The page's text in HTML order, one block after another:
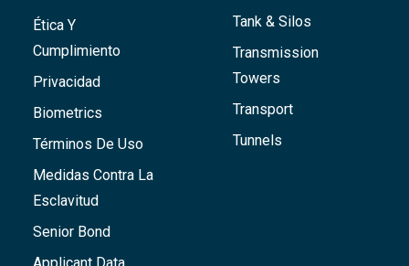
Ética Y
Cumplimiento
Privacidad
Biometrics
Términos De Uso
Medidas Contra La
Esclavitud
Senior Bond
Tank & Silos
Transmission
Towers
Transport
Tunnels